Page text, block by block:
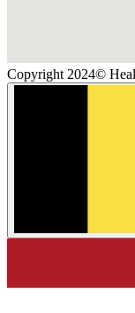
Copyright 2024©